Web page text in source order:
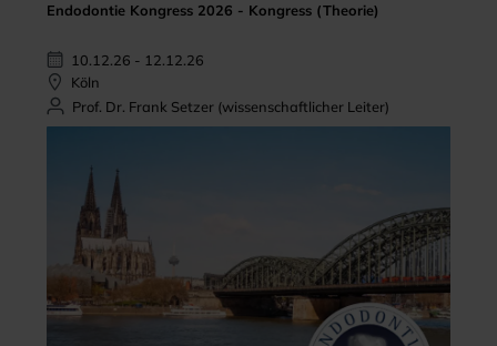
Endodontie Kongress 2026 - Kongress (Theorie)
10.12.26 - 12.12.26
Köln
Prof. Dr. Frank Setzer (wissenschaftlicher Leiter)